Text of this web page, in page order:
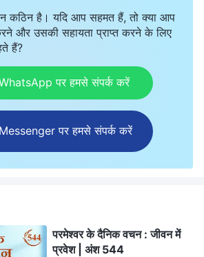
कठिन है। यदि आप सहमत हैं, तो क्या आप
और उसकी सहायता प्राप्त करने के लिए
हैं?
पर हमसे संपर्क करें
Messenger पर हमसे संपर्क करें
परमेश्वर के दैनिक वचन : जीवन में
प्रवेश | अंश 544